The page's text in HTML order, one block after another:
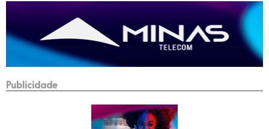
Publicidade